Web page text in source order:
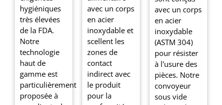
hygiéniques
très élevées
de la FDA.
Notre
technologie
haut de
gamme est
particulièrement
proposée à
avec un corps
en acier
inoxydable et
scellent les
zones de
contact
indirect avec
le produit
pour la
avec un corps
en acier
inoxydable
(ASTM 304)
pour résister
à l'usure des
pièces. Notre
convoyeur
sous vide